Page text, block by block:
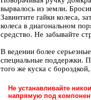
вырвалось из земли.
Завинтите гайки колеса,
колеса в диагональном
средство. Не забывайте
В ведении более
специальные поддержки.
того же куска с
Не устанавливайте
напрямую под